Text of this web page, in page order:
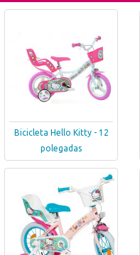
Bicicleta Hello Kitty - 12
polegadas